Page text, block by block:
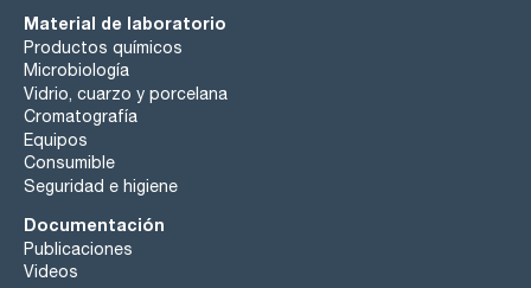
Material de laboratorio
Productos químicos
Microbiología
Vidrio, cuarzo y porcelana
Cromatografía
Equipos
Consumible
Seguridad e higiene
Documentación
Publicaciones
Videos